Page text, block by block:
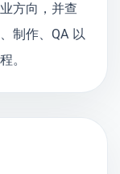
方向，并查
制作、QA 以
。